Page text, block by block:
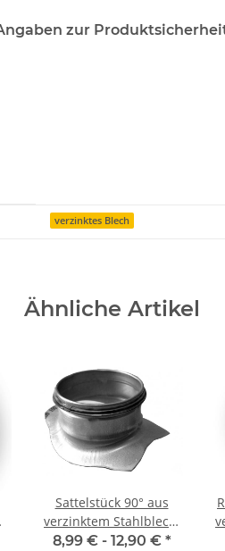
zur
verzinktes Blech
Ähnliche Artikel
Sattelstück 90° aus
verzinktem Stahlblech,
mit Dichtung, Ø 200 auf
8,99 € - 12,90 € *